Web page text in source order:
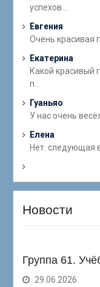
успехов
Евгения
Очень красивая
Екатерина
Какой красивый
п
Гуаньяо
У нас очень
Елена
Нет. следующая
Новости
Группа 61.
29.06.2026